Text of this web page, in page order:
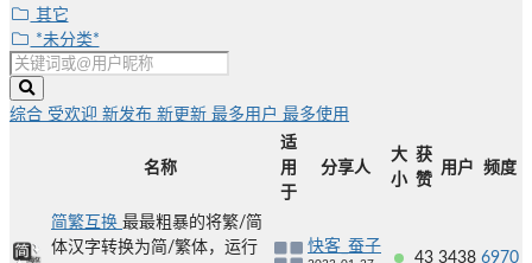
其它
*未分类*
综合 受欢迎 新发布 新更新 最多用户 最多使用
名称
适
用
于
分享人
大
小
获
赞
用户 频度
简繁互换 最最粗暴的将繁/简
体汉字转换为简/繁体，运行
快客_蚕子
43 3438 6970